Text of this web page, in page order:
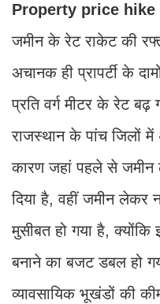
Property price
जमीन के रेट राकेट की
अचानक ही प्रापर्टी के
प्रति वर्ग मीटर के रेट बढ़
राजस्थान के पांच जिलों
कारण जहां पहले से जमीन
दिया है, वहीं जमीन लेकर
मुसीबत हो गया है,
बनाने का बजट डबल हो
व्यावसायिक भूखंडों की